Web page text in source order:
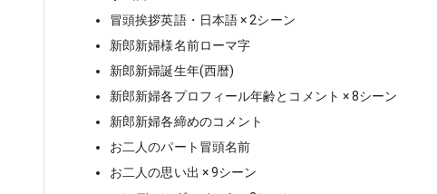
冒頭挨拶英語・日本語 × 2シーン
新郎新婦様名前ローマ字
新郎新婦誕生年(西暦)
新郎新婦各プロフィール年齢とコメント × 8シーン
新郎新婦各締めのコメント
お二人のパート冒頭名前
お二人の思い出 × 9シーン